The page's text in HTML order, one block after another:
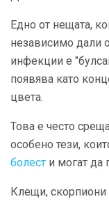
Едно от нещата,
независимо дали
инфекции е
появява като
цвета.
Това е често
особено тези,
болест и могат да
Клещи, скорпиони